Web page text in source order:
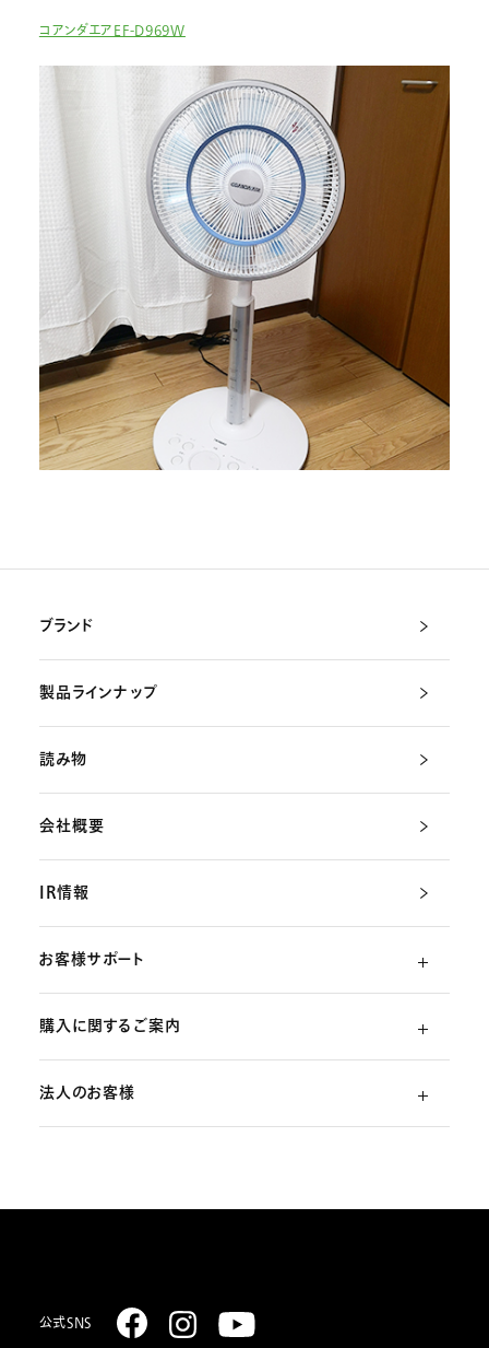
コアンダエアEF-D969W
ブランド
製品ラインナップ
読み物
会社概要
IR情報
お客様サポート
よくあるご質問
部品・消耗品のご注文
購入に関するご案内
ご利用ガイド（初めての方）
お届けについて
法人のお客様
公式SNS